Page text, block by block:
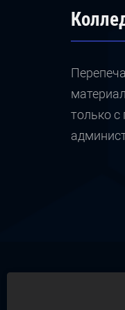
только с